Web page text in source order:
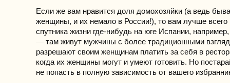
Если же вам нравится доля домохозяйки (а ведь
женщины, и их немало в России!), то вам лучше всего
спутника жизни где-нибудь на юге Испании,
— там живут мужчины с более традиционными
разрешают своим женщинам платить за себя в
когда их женщины могут и умеют готовить. Но
не попасть в полную зависимость от вашего